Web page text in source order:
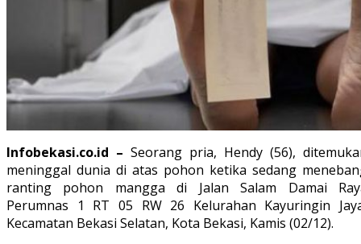
Infobekasi.co.id – Seorang pria, Hendy (56),
meninggal dunia di atas pohon ketika sedang
ranting pohon mangga di Jalan Salam Damai
Perumnas 1 RT 05 RW 26 Kelurahan Kayuringin
Kecamatan Bekasi Selatan, Kota Bekasi, Kamis (02/12).